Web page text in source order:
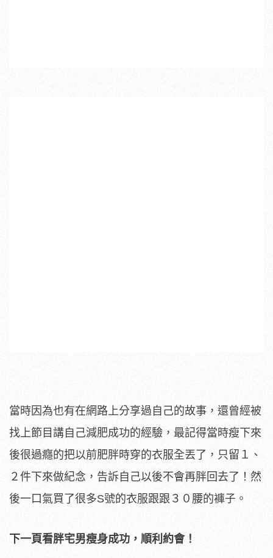
當時因為也有在網路上分享過自己的故事，還曾經被
找上節目講自己減肥成功的經驗，最記得當時瘦下來
後很過癮的把以前肥胖時穿的衣服全丟了，只留１、
２件下來做紀念，告訴自己以後不會再胖回去了！然
後一口氣買了很多S號的衣服跟跟３０腰的褲子。
下一頁看胖宅男瘦身成功，順利約會！